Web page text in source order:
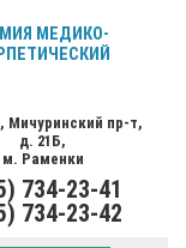
Мичуринский пр-т,
д. 21Б,
м. Раменки
734-23-41
734-23-42